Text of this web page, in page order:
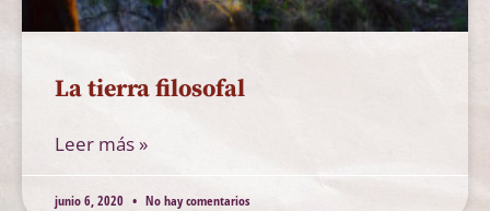
La tierra filosofal
Leer más »
junio 6, 2020 No hay comentarios